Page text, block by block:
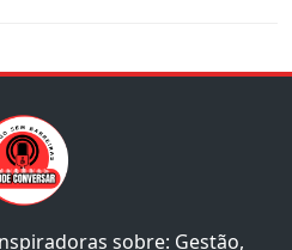
sobre: Gestão,